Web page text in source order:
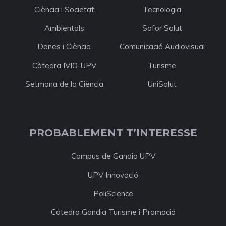
Ciència i Societat
Tecnologia
Ambientals
Safor Salut
Dones i Ciència
Comunicació Audiovisual
Càtedra IVIO-UPV
Turisme
Setmana de la Ciència
UniSalut
PROBABLEMENT T’INTERESSE
Campus de Gandia UPV
UPV Innovació
PoliScience
Càtedra Gandia Turisme i Promoció